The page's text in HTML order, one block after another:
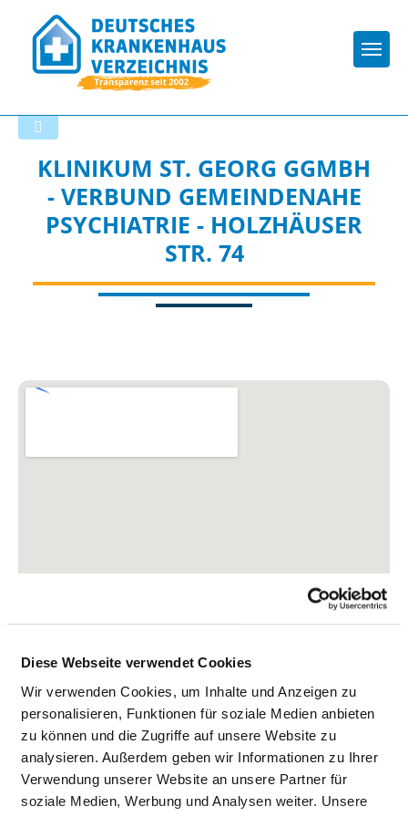
Diese Webseite verwendet Cookies
Wir verwenden Cookies, um Inhalte und Anzeigen zu
personalisieren, Funktionen für soziale Medien anbieten
zu können und die Zugriffe auf unsere Website zu
analysieren. Außerdem geben wir Informationen zu Ihrer
Verwendung unserer Website an unsere Partner für
soziale Medien, Werbung und Analysen weiter. Unsere
KLINIKUM ST. GEORG GGMBH
- VERBUND GEMEINDENAHE
PSYCHIATRIE - HOLZHÄUSER
STR. 74
Holzhäuser Str. 74
04299 Leipzig
Tel.: 0341-8692060